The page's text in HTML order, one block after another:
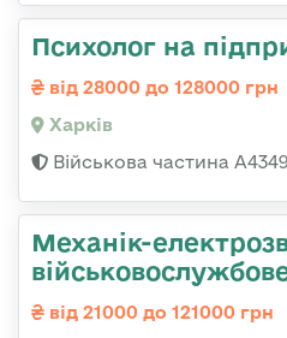
Психолог на
від 28000 до 128000 грн
Харків
Військова частина
Механік-
від 21000 до 121000 грн